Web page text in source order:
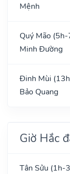
Mệnh
Quý Mão (5h-
Minh Đường
Đinh Mùi
Bảo Quang
Giờ Hắc
Tân Sửu (1h-